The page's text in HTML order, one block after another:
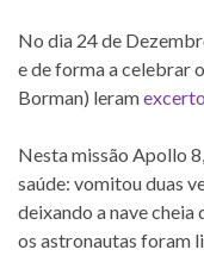
No dia 24 de
e de forma a celebrar
Borman) leram
Nesta missão Apollo
saúde: vomitou duas
deixando a nave cheia
os astronautas foram